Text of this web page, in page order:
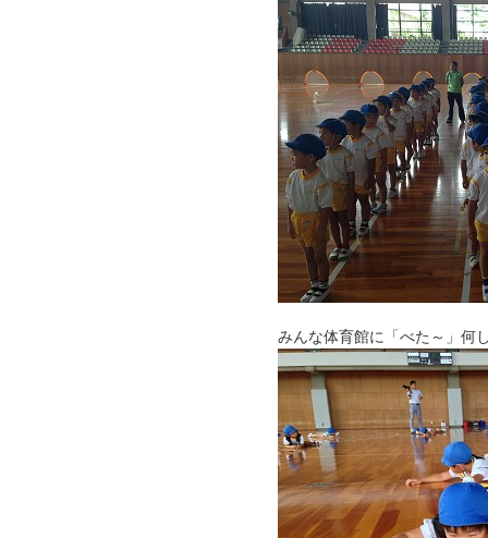
みんな体育館に「べた～」何